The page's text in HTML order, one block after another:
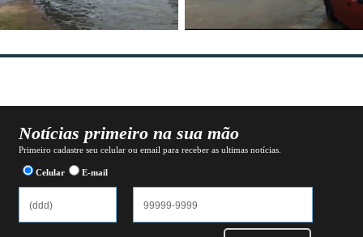
Notícias primeiro na sua mão
Primeiro cadastre seu celular ou email para receber as ultimas notícias.
Celular E-mail